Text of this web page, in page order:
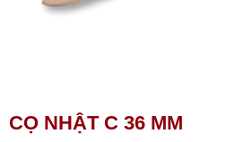
CỌ NHẬT C 36 MM